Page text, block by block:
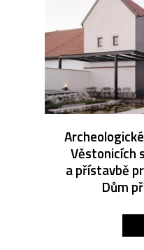
Věstonicích
a přístavbě
Dům